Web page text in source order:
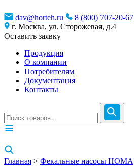
dav@horteh.ru
8 (800) 707-20-67
г. Москва, ул. Сторожевая, д.4
Оставить заявку
Продукция
О компании
Потребителям
Документация
Контакты
Главная > Фекальные насосы HOMA